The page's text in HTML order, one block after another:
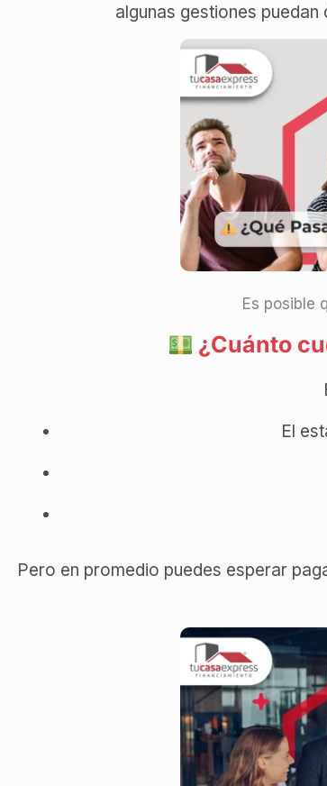
algunas gestiones
Es posible
¿Cuánto
El
Pero en promedio puedes esperar